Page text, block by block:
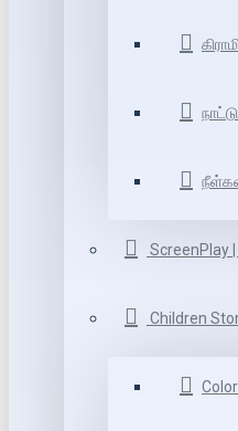
ScreenPlay
Children